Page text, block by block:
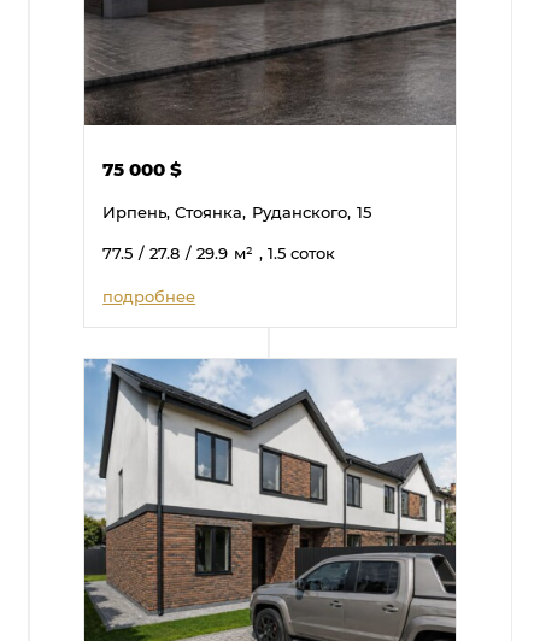
75 000$
Ирпень, Стоянка, Руданского, 15
77.5 / 27.8 / 29.9 м² , 1.5 соток
подробнее